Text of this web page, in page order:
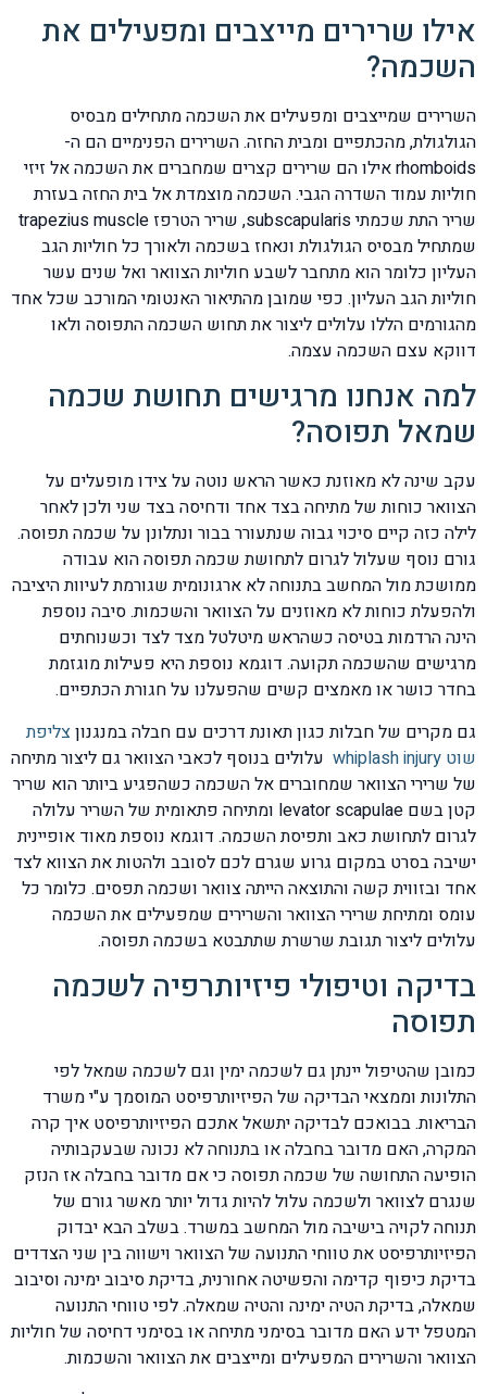
אילו שרירים מייצבים ומפעילים את
השכמה?
השרירים שמייצבים ומפעילים את השכמה מתחילים מבסיס
הגולגולת, מהכתפיים ומבית החזה. השרירים הפנימיים הם ה-
rhomboids אילו הם שרירים קצרים שמחברים את השכמה אל זיזי
חוליות עמוד השדרה הגבי. השכמה מוצמדת אל בית החזה בעזרת
שריר התת שכמתי subscapularis, שריר הטרפז trapezius muscle
שמתחיל מבסיס הגולגולת ונאחז בשכמה ולאורך כל חוליות הגב
העליון כלומר הוא מתחבר לשבע חוליות הצוואר ואל שנים עשר
חוליות הגב העליון. כפי שמובן מהתיאור האנטומי המורכב שכל אחד
מהגורמים הללו עלולים ליצור את תחוש השכמה התפוסה ולאו
דווקא עצם השכמה עצמה.
למה אנחנו מרגישים תחושת שכמה
שמאל תפוסה?
עקב שינה לא מאוזנת כאשר הראש נוטה על צידו מופעלים על
הצוואר כוחות של מתיחה בצד אחד ודחיסה בצד שני ולכן לאחר
לילה כזה קיים סיכוי גבוה שנתעורר בבור ונתלונן על שכמה תפוסה.
גורם נוסף שעלול לגרום לתחושת שכמה תפוסה הוא עבודה
ממושכת מול המחשב בתנוחה לא ארגונומית שגורמת לעיוות היציבה
ולהפעלת כוחות לא מאוזנים על הצוואר והשכמות. סיבה נוספת
הינה הרדמות בטיסה כשהראש מיטלטל מצד לצד וכשנוחתים
מרגישים שהשכמה תקועה. דוגמא נוספת היא פעילות מוגזמת
בחדר כושר או מאמצים קשים שהפעלנו על חגורת הכתפיים.
גם מקרים של חבלות כגון תאונת דרכים עם חבלה במנגנוןצליפת
שוט whiplash injury
עלולים בנוסף לכאבי הצוואר גם ליצור מתיחה
של שרירי הצוואר שמחוברים אל השכמה כשהפגיע ביותר הוא שריר
קטן בשם levator scapulae ומתיחה פתאומית של השריר עלולה
לגרום לתחושת כאב ותפיסת השכמה. דוגמא נוספת מאוד אופיינית
ישיבה בסרט במקום גרוע שגרם לכם לסובב ולהטות את הצווא לצד
אחד ובזווית קשה והתוצאה הייתה צוואר ושכמה תפסים. כלומר כל
עומס ומתיחת שרירי הצוואר והשרירים שמפעילים את השכמה
עלולים ליצור תגובת שרשרת שתתבטא בשכמה תפוסה.
בדיקה וטיפולי פיזיותרפיה לשכמה
תפוסה
כמובן שהטיפול יינתן גם לשכמה ימין וגם לשכמה שמאל לפי
התלונות וממצאי הבדיקה של הפיזיותרפיסט המוסמך ע"י משרד
הבריאות. בבואכם לבדיקה יתשאל אתכם הפיזיותרפיסט איך קרה
המקרה, האם מדובר בחבלה או בתנוחה לא נכונה שבעקבותיה
הופיעה התחושה של שכמה תפוסה כי אם מדובר בחבלה אז הנזק
שנגרם לצוואר ולשכמה עלול להיות גדול יותר מאשר גורם של
תנוחה לקויה בישיבה מול המחשב במשרד. בשלב הבא יבדוק
הפיזיותרפיסט את טווחי התנועה של הצוואר וישווה בין שני הצדדים
בדיקת כיפוף קדימה והפשיטה אחורנית, בדיקת סיבוב ימינה וסיבוב
שמאלה, בדיקת הטיה ימינה והטיה שמאלה. לפי טווחי התנועה
המטפל ידע האם מדובר בסימני מתיחה או בסימני דחיסה של חוליות
הצוואר והשרירים המפעילים ומייצבים את הצוואר והשכמות.